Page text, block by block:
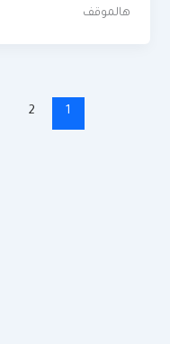
هالموقف
1
2